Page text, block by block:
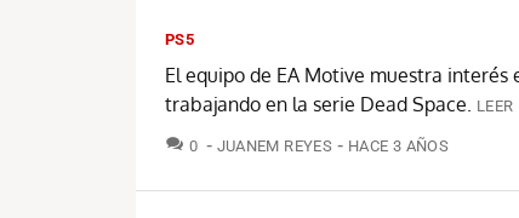
PS5
El equipo de EA Motive muestra interés
trabajando en la serie Dead Space.
0 COMENTARIOS
JUANEM REYES HACE 3 AÑOS